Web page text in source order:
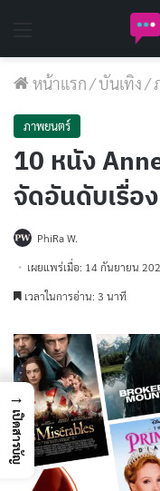
หน้าแรก/บันเทิง/
ภาพยนตร์
10 หนัง
จัดอันดับเรื่อ
PhiRa W.
เผยแพร่เมื่อ: 14 กันยายน
เวลาในการอ่าน: 3 นาที
→
เปิดสารบัญ